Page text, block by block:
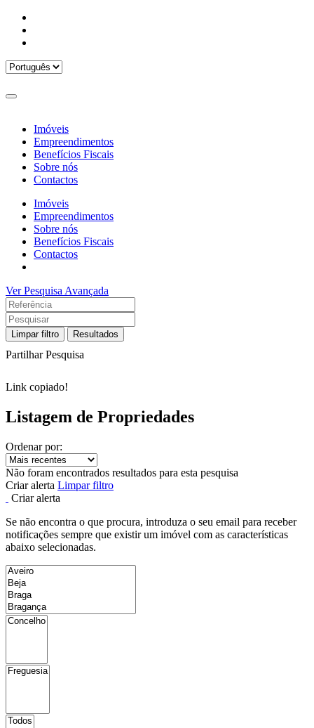
Imóveis
Empreendimentos
Benefícios Fiscais
Sobre nós
Contactos
Imóveis
Empreendimentos
Sobre nós
Benefícios Fiscais
Contactos
Ver Pesquisa Avançada
Limpar filtro Resultados
Partilhar Pesquisa
Link copiado!
Listagem de Propriedades
Ordenar por:
Não foram encontrados resultados para esta pesquisa
Criar alerta Limpar filtro
Criar alerta
Se não encontra o que procura, introduza o seu email para receber
notificações sempre que existir um imóvel com as características
abaixo selecionadas.